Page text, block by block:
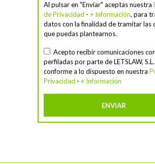
Al pulsar en "Enviar" aceptas nuestra
de Privacidad - + Información, para
datos con la finalidad de tramitar las
que puedas plantearnos.
Acepto recibir comunicaciones
perfiladas por parte de LETSLAW, S.L.
conforme a lo dispuesto en nuestra
Privacidad - + Información